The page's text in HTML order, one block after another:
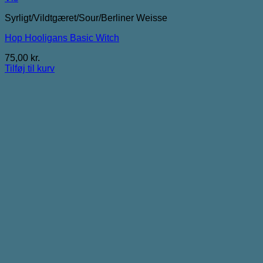
Syrligt/Vildtgæret/Sour/Berliner Weisse
Hop Hooligans Basic Witch
75,00 kr.
Tilføj til kurv